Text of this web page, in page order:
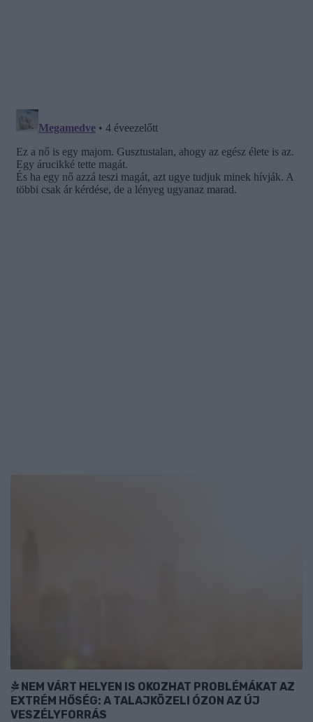
NEM VÁRT HELYEN IS OKOZHAT PROBLÉMÁKAT AZ
EXTRÉM HŐSÉG: A TALAJKÖZELI ÓZON AZ ÚJ
VESZÉLYFORRÁS